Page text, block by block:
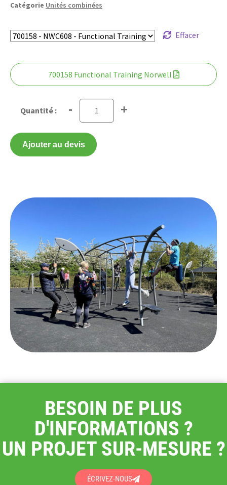
Catégorie Unités combinées
Effacer
700158 Functional Training Norwell
- +
Ajouter au devis
BESOIN DE PLUS
D'INFORMATIONS ?
UN PROJET SUR-MESURE ?
ÉCRIVEZ-NOUS